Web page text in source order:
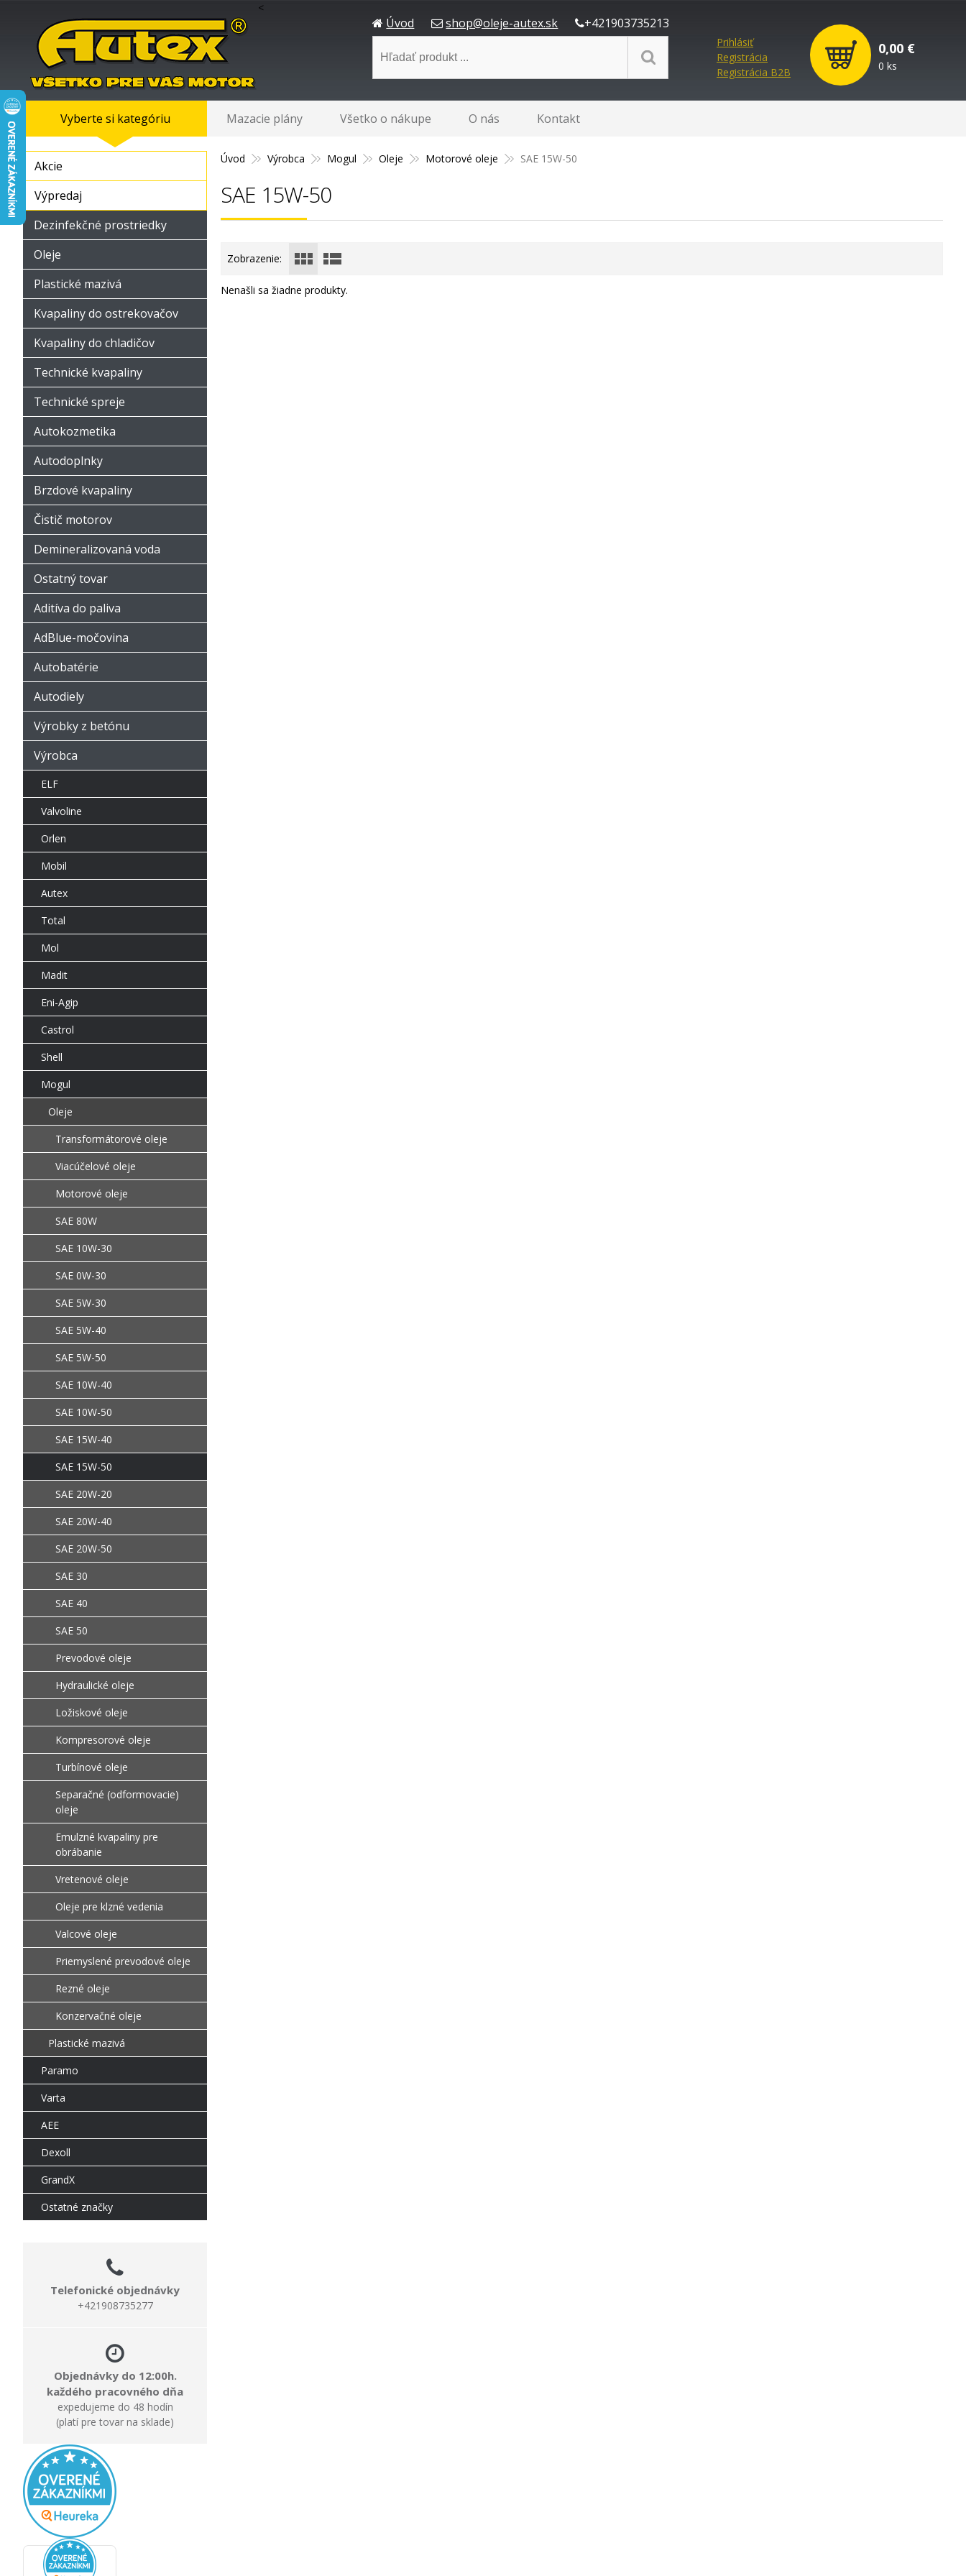
Úvod shop@oleje-autex.sk +421903735213
<
Prihlásiť
Registrácia
Registrácia B2B
0,00 €
0 ks
Úvod Výrobca Mogul Oleje Motorové oleje SAE 15W-50
SAE 15W-50
Zobrazenie:
Nenašli sa žiadne produkty.
Akcie
Výpredaj
Dezinfekčné prostriedky
Oleje
Plastické mazivá
Kvapaliny do ostrekovačov
Kvapaliny do chladičov
Technické kvapaliny
Technické spreje
Autokozmetika
Autodoplnky
Brzdové kvapaliny
Čistič motorov
Demineralizovaná voda
Ostatný tovar
Aditíva do paliva
AdBlue-močovina
Autobatérie
Autodiely
Výrobky z betónu
Výrobca
ELF
Valvoline
Orlen
Mobil
Autex
Total
Mol
Madit
Eni-Agip
Castrol
Shell
Mogul
Oleje
Transformátorové oleje
Viacúčelové oleje
Motorové oleje
SAE 80W
SAE 10W-30
SAE 0W-30
SAE 5W-30
SAE 5W-40
SAE 5W-50
SAE 10W-40
SAE 10W-50
SAE 15W-40
SAE 15W-50
SAE 20W-20
SAE 20W-40
SAE 20W-50
SAE 30
SAE 40
SAE 50
Prevodové oleje
Hydraulické oleje
Ložiskové oleje
Kompresorové oleje
Turbínové oleje
Separačné (odformovacie)
oleje
Emulzné kvapaliny pre
obrábanie
Vretenové oleje
Oleje pre klzné vedenia
Valcové oleje
Priemyslené prevodové oleje
Rezné oleje
Konzervačné oleje
Plastické mazivá
Paramo
Varta
AEE
Dexoll
GrandX
Ostatné značky
Telefonické objednávky
+421908735277
Objednávky do 12:00h.
každého pracovného dňa
expedujeme do 48 hodín
(platí pre tovar na sklade)
Vyberte si kategóriu Mazacie plány Všetko o nákupe O nás Kontakt